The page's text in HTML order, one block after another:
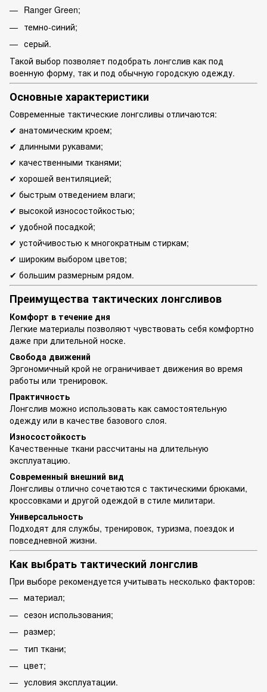
Ranger Green;
темно-синий;
серый.
Такой выбор позволяет подобрать лонгслив как под
военную форму, так и под обычную городскую одежду.
Основные характеристики
Современные тактические лонгсливы отличаются:
✔ анатомическим кроем;
✔ длинными рукавами;
✔ качественными тканями;
✔ хорошей вентиляцией;
✔ быстрым отведением влаги;
✔ высокой износостойкостью;
✔ удобной посадкой;
✔ устойчивостью к многократным стиркам;
✔ широким выбором цветов;
✔ большим размерным рядом.
Преимущества тактических лонгсливов
Комфорт в течение дня
Легкие материалы позволяют чувствовать себя комфортно
даже при длительной носке.
Свобода движений
Эргономичный крой не ограничивает движения во время
работы или тренировок.
Практичность
Лонгслив можно использовать как самостоятельную
одежду или в качестве базового слоя.
Износостойкость
Качественные ткани рассчитаны на длительную
эксплуатацию.
Современный внешний вид
Лонгсливы отлично сочетаются с тактическими брюками,
кроссовками и другой одеждой в стиле милитари.
Универсальность
Подходят для службы, тренировок, туризма, поездок и
повседневной жизни.
Как выбрать тактический лонгслив
При выборе рекомендуется учитывать несколько факторов:
материал;
сезон использования;
размер;
тип ткани;
цвет;
условия эксплуатации.